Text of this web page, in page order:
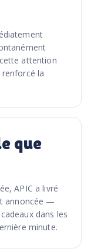
attention
la
que
APIC a livré
annoncée —
dans les
minute.